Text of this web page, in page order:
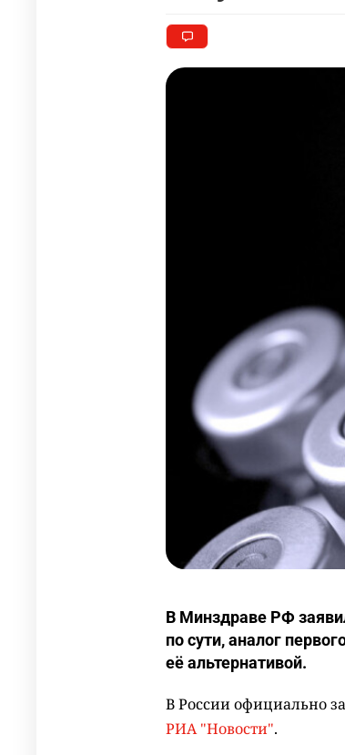
В Минздраве РФ
по сути, аналог
её альтернативой.
В России официально
РИА "Новости".